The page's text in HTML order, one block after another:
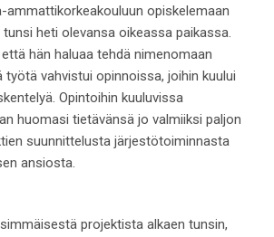
ammattikorkeakouluun opiskelemaan
heti olevansa oikeassa paikassa.
hän haluaa tehdä nimenomaan
työtä vahvistui opinnoissa, joihin kuului
Opintoihin kuuluvissa
huomasi tietävänsä jo valmiiksi paljon
suunnittelusta järjestötoiminnasta
ansiosta.
projektista alkaen tunsin,